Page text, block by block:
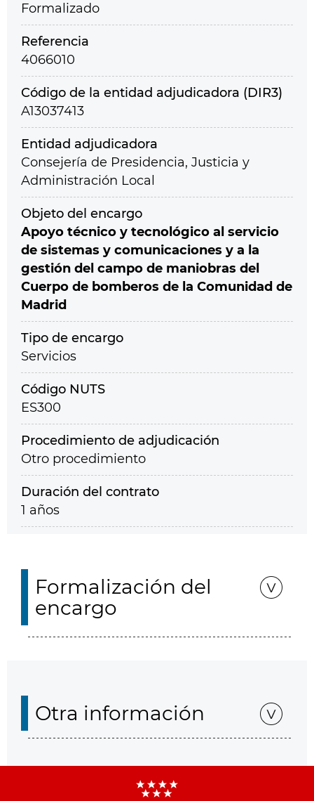
Formalizado
Referencia
4066010
Código de la entidad adjudicadora (DIR3)
A13037413
Entidad adjudicadora
Consejería de Presidencia, Justicia y
Administración Local
Objeto del encargo
Apoyo técnico y tecnológico al servicio
de sistemas y comunicaciones y a la
gestión del campo de maniobras del
Cuerpo de bomberos de la Comunidad de
Madrid
Tipo de encargo
Servicios
Código NUTS
ES300
Procedimiento de adjudicación
Otro procedimiento
Duración del contrato
1 años
Formalización del
encargo
Otra información